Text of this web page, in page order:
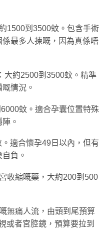
1500到3500蚊。包含手術
最多人揀嘅，因為真係唔
大約2500到3500蚊。精準
情況。
蚊。適合孕囊位置特殊
。
適合懷孕49日以內，但有
負。
收縮嘅藥，大約200到500
無痛人流，由頭到尾預算
或者宮腔鏡，預算要拉到